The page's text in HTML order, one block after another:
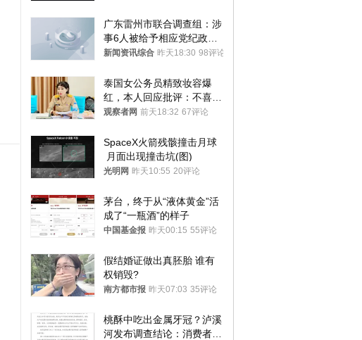
广东雷州市联合调查组：涉
事6人被给予相应党纪政务
处分和组织处理
新闻资讯综合 昨天18:30 98评论
泰国女公务员精致妆容爆
红，本人回应批评：不喜欢
就别看
观察者网 前天18:32 67评论
SpaceX火箭残骸撞击月球
月面出现撞击坑(图)
光明网 昨天10:55 20评论
茅台，终于从“液体黄金”活
成了“一瓶酒”的样子
中国基金报 昨天00:15 55评论
假结婚证做出真胚胎 谁有
权销毁?
南方都市报 昨天07:03 35评论
桃酥中吃出金属牙冠？泸溪
河发布调查结论：消费者已